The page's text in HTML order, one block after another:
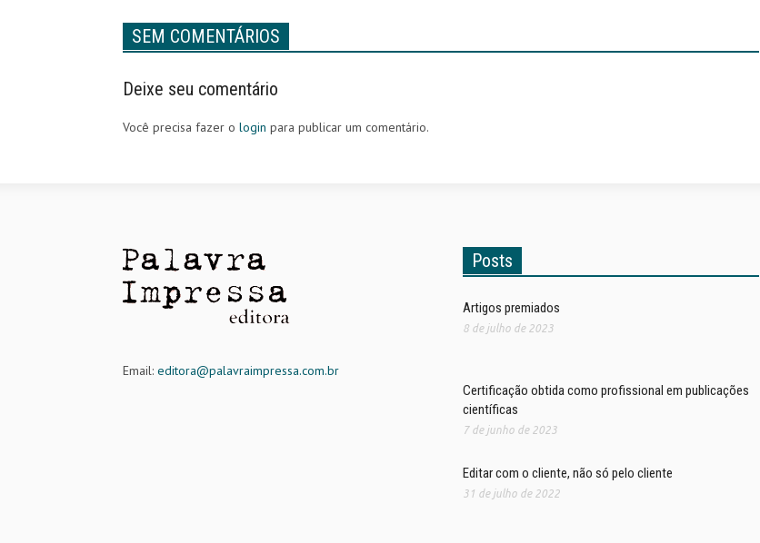
SEM COMENTÁRIOS
Deixe seu comentário
Você precisa fazer o login para publicar um comentário.
Email: editora@palavraimpressa.com.br
Posts
Artigos premiados
8 de julho de 2023
Certificação obtida como profissional em publicações
científicas
7 de junho de 2023
Editar com o cliente, não só pelo cliente
31 de julho de 2022